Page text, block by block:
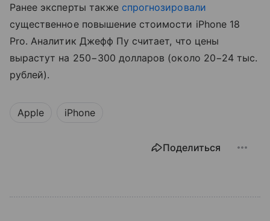
Ранее эксперты также спрогнозировали
существенное повышение стоимости iPhone 18
Pro. Аналитик Джефф Пу считает, что цены
вырастут на 250−300 долларов (около 20−24 тыс.
рублей).
Apple iPhone
Поделиться